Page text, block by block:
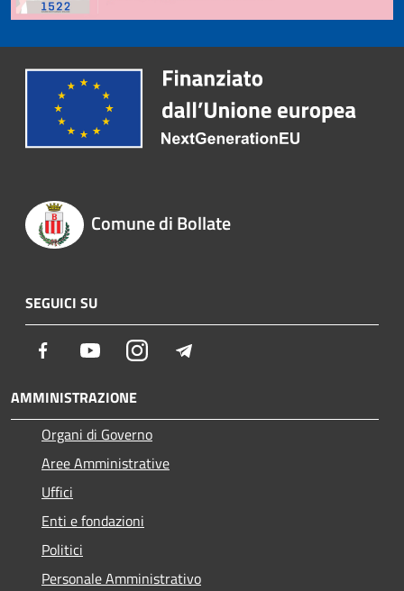
Comune di Bollate
SEGUICI SU
Facebook YoutubeInstagram
AMMINISTRAZIONE
Organi di Governo
Aree Amministrative
Uffici
Enti e fondazioni
Politici
Personale Amministrativo